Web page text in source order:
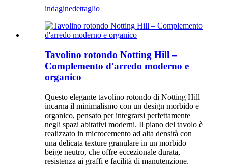
indaginedettaglio
Tavolino rotondo Notting Hill –
Complemento d'arredo moderno e
organico
Questo elegante tavolino rotondo di Notting Hill
incarna il minimalismo con un design morbido e
organico, pensato per integrarsi perfettamente
negli spazi abitativi moderni. Il piano del tavolo è
realizzato in microcemento ad alta densità con
una delicata texture granulare in un morbido
beige neutro, che offre eccezionale durata,
resistenza ai graffi e facilità di manutenzione.